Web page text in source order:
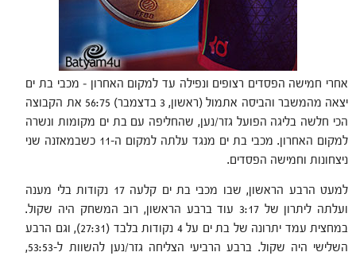
אחרי חמישה הפסדים רצופים ונפילה עד למקום האחרון – מכבי בת ים
יצאה מהמשבר והביסה אתמול (ראשון, 3 בדצמבר) 56:75 את הקבוצה
הכי חלשה בליגה הפועל גזר/נען, שהחליפה עם בת ים מקומות ונשרה
למקום האחרון. מכבי בת ים מנגד עלתה למקום ה-11 כשבמאזנה שני
ניצחונות וחמישה הפסדים.
למעט הרבע הראשון, שבו מכבי בת ים קלעה 17 נקודות בלי מענה
ועלתה ליתרון של 3:17 עוד ברבע הראשון, רוב המשחק היה שקול.
במחצית עמד יתרונה של בת ים על 4 נקודות בלבד (27:31), וגם הרבע
השלישי היה שקול. ברבע הרביעי הצליחה גזר/נען להשוות ל-53:53,